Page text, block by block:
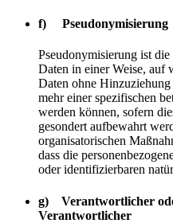
f) Pseudonymisierung
Pseudonymisierung ist
Daten in einer Weise, auf
Daten ohne
mehr einer spezifischen
werden können, sofern
gesondert aufbewahrt
organisatorischen
dass die
oder identifizierbaren
g) Verantwortlicher
Verantwortlicher